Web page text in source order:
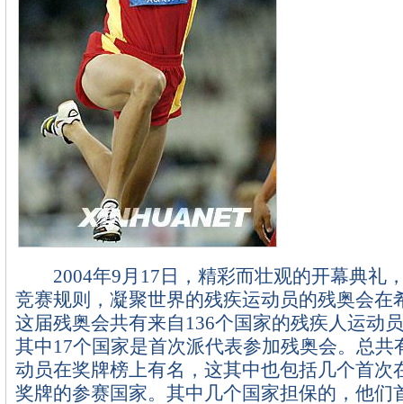
2004年9月17日，精彩而壮观的开幕典礼
竞赛规则，凝聚世界的残疾运动员的残奥会在
这届残奥会共有来自136个国家的残疾人运动
其中17个国家是首次派代表参加残奥会。总共
动员在奖牌榜上有名，这其中也包括几个首次
奖牌的参赛国家。其中几个国家担保的，他们